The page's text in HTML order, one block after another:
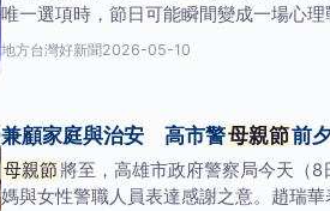
唯一選項時，節日可能瞬間變成一場心
雅」藉事藉端，可視為「必
地方台灣好新聞2026-05-10
兼顧家庭與治安 高市警母親節前
母親節 將至，高雄市政府警察局今天（
媽與女性警職人員表達感謝之意。趙瑞